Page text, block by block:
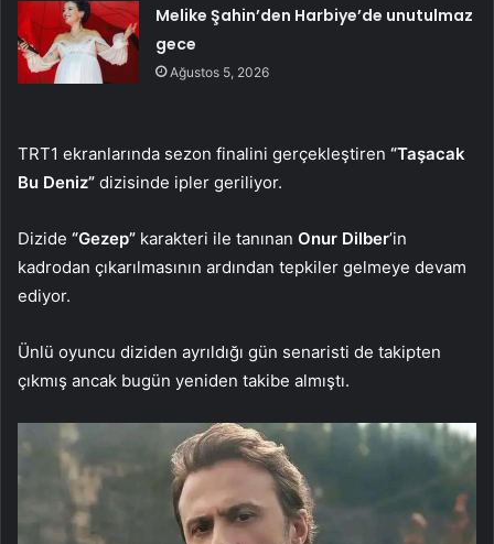
Melike Şahin’den Harbiye’de unutulmaz
gece
Ağustos 5, 2026
TRT1 ekranlarında sezon finalini gerçekleştiren “Taşacak
Bu Deniz” dizisinde ipler geriliyor.
Dizide “Gezep” karakteri ile tanınan Onur Dilber’in
kadrodan çıkarılmasının ardından tepkiler gelmeye devam
ediyor.
Ünlü oyuncu diziden ayrıldığı gün senaristi de takipten
çıkmış ancak bugün yeniden takibe almıştı.